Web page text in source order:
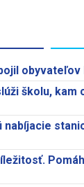
školu, kam
nabíjacie